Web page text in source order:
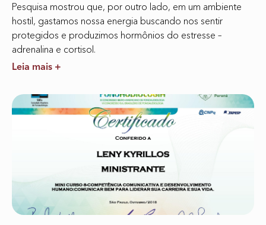
Pesquisa mostrou que, por outro lado, em um ambiente
hostil, gastamos nossa energia buscando nos sentir
protegidos e produzimos hormônios do estresse –
adrenalina e cortisol.
Leia mais +